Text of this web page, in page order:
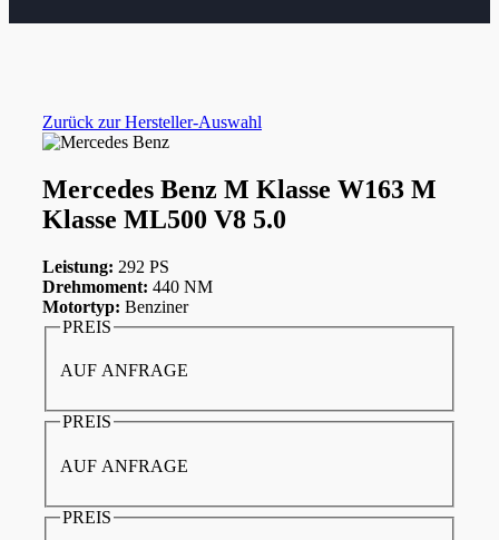
Zurück zur Hersteller-Auswahl
Mercedes Benz M Klasse W163 M
Klasse ML500 V8 5.0
Leistung: 292 PS
Drehmoment: 440 NM
Motortyp: Benziner
PREIS
AUF ANFRAGE
PREIS
AUF ANFRAGE
PREIS